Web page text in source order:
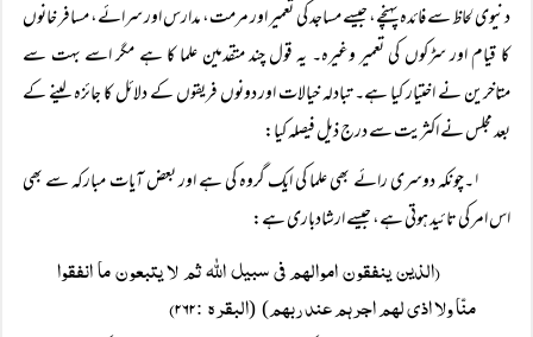
دنیوی لحاظ سے فائدہ پہنچے، جیسے مساجد کی تعمیر اور مرمت، مدارس اور سرائے، مسافر خانوں
کا قیام اور سڑکوں کی تعمیر وغیرہ۔ یہ قول چند متقدمین علما کا ہے مگر اسے بہت سے
متاخرین نے اختیار کیا ہے۔ تبادلہ خیالات اور دونوں فریقوں کے دلائل کا جائزہ لینے کے
بعد مجلس نے اکثریت سے درج ذیل فیصلہ کیا:
۱۔چونکہ دوسری رائے بھی علما کی ایک گروہ کی ہے اور بعض آیات مبارکہ سے بھی
اس امر کی تائید ہوتی ہے، جیسے ارشادباری ہے:
(الذین ینفقون اموالھم فی سبیل اللہ ثم لا یتبعون ما انفقوا
منّا ولا اذی لھم اجرہم عند ربہم) (البقرہ:۲۶۲)